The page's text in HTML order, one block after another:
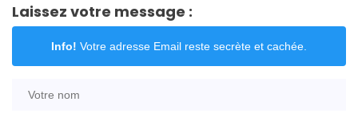
Laissez votre message :
Info! Votre adresse Email reste secrète et cachée.